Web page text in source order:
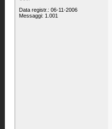
Data registr.: 06-11-2006
Messaggi: 1.001